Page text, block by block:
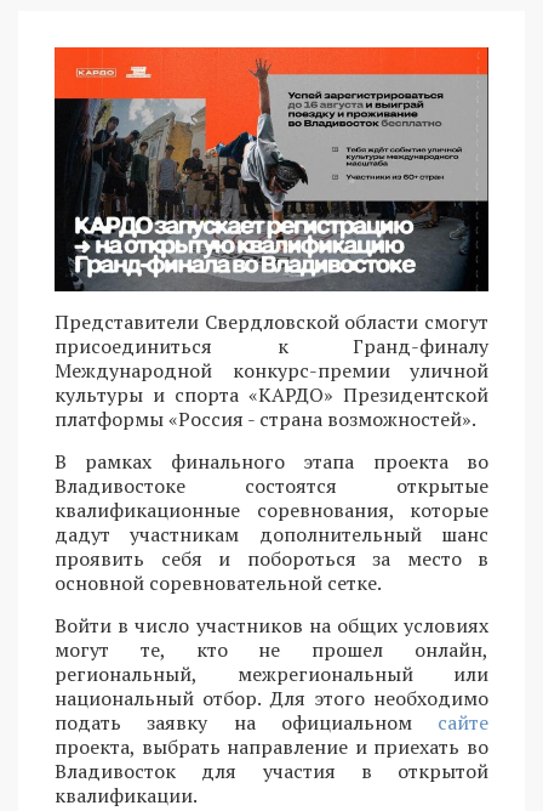
Представители Свердловской области смогут
присоединиться к Гранд-финалу
Международной конкурс-премии уличной
культуры и спорта «КАРДО» Президентской
платформы «Россия - страна возможностей».
В рамках финального этапа проекта во
Владивостоке состоятся открытые
квалификационные соревнования, которые
дадут участникам дополнительный шанс
проявить себя и побороться за место в
основной соревновательной сетке.
Войти в число участников на общих условиях
могут те, кто не прошел онлайн,
региональный, межрегиональный или
национальный отбор. Для этого необходимо
подать заявку на официальном сайте
проекта, выбрать направление и приехать во
Владивосток для участия в открытой
квалификации.